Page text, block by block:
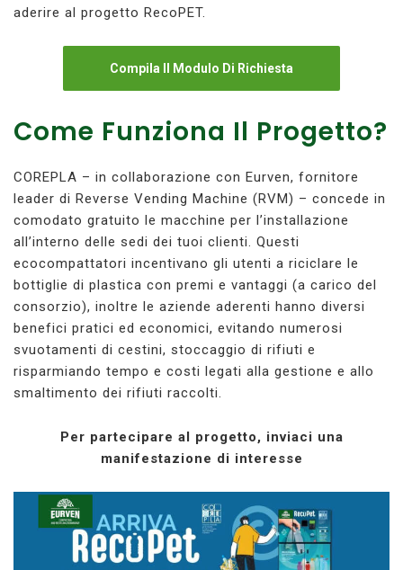
aderire al progetto RecoPET.
Compila Il Modulo Di Richiesta
Come Funziona Il Progetto?
COREPLA – in collaborazione con Eurven, fornitore
leader di Reverse Vending Machine (RVM) – concede in
comodato gratuito le macchine per l’installazione
all’interno delle sedi dei tuoi clienti. Questi
ecocompattatori incentivano gli utenti a riciclare le
bottiglie di plastica con premi e vantaggi (a carico del
consorzio), inoltre le aziende aderenti hanno diversi
benefici pratici ed economici, evitando numerosi
svuotamenti di cestini, stoccaggio di rifiuti e
risparmiando tempo e costi legati alla gestione e allo
smaltimento dei rifiuti raccolti.
Per partecipare al progetto, inviaci una
manifestazione di interesse